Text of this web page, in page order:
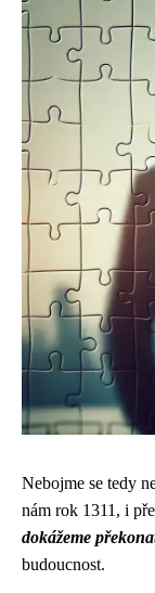
Nebojme se tedy
nám rok 1311, i
dokážeme
budoucnost.